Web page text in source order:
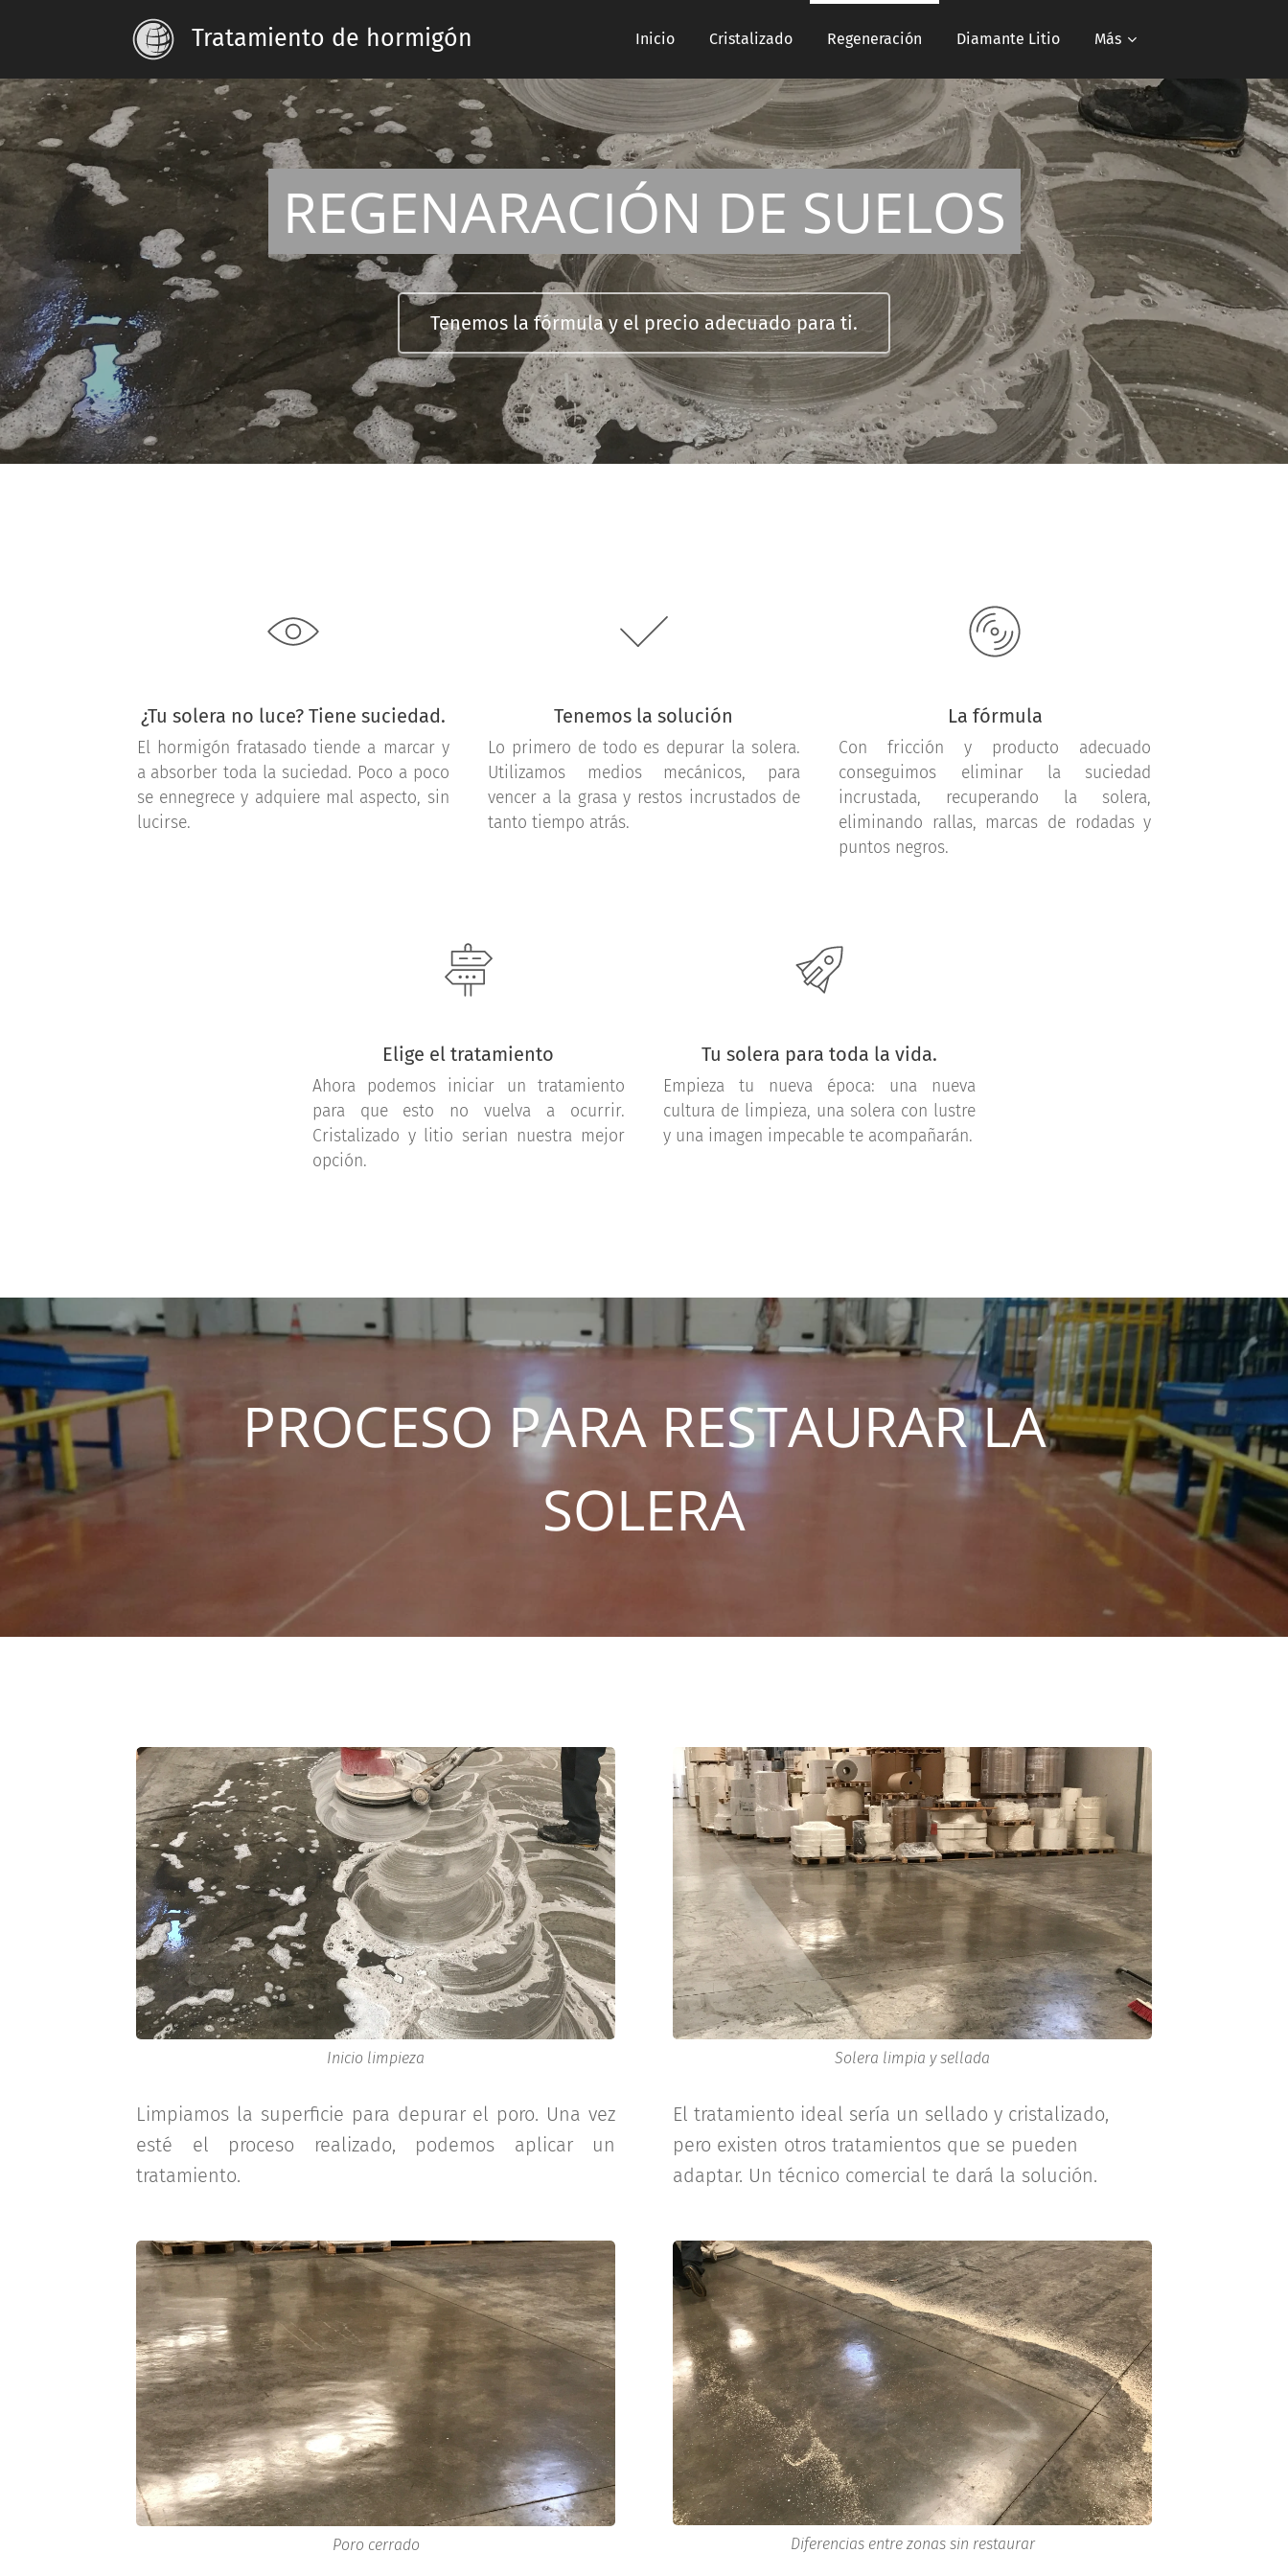
Tratamiento de hormigón Inicio Cristalizado Regeneración Diamante Litio Más
REGENARACIÓN DE SUELOS
Tenemos la fórmula y el precio adecuado para ti.
¿Tu solera no luce? Tiene suciedad.
El hormigón fratasado tiende a marcar y
a absorber toda la suciedad. Poco a poco
se ennegrece y adquiere mal aspecto, sin
lucirse.
Tenemos la solución
Lo primero de todo es depurar la solera.
Utilizamos medios mecánicos, para
vencer a la grasa y restos incrustados de
tanto tiempo atrás.
La fórmula
Con fricción y producto adecuado
conseguimos eliminar la suciedad
incrustada, recuperando la solera,
eliminando rallas, marcas de rodadas y
puntos negros.
Elige el tratamiento
Ahora podemos iniciar un tratamiento
para que esto no vuelva a ocurrir.
Cristalizado y litio serian nuestra mejor
opción.
Tu solera para toda la vida.
Empieza tu nueva época: una nueva
cultura de limpieza, una solera con lustre
y una imagen impecable te acompañarán.
PROCESO PARA RESTAURAR LA
SOLERA
Inicio limpieza
Limpiamos la superficie para depurar el poro. Una vez
esté el proceso realizado, podemos aplicar un
tratamiento.
Poro cerrado
Solera limpia y sellada
El tratamiento ideal sería un sellado y cristalizado,
pero existen otros tratamientos que se pueden
adaptar. Un técnico comercial te dará la solución.
Diferencias entre zonas sin restaurar